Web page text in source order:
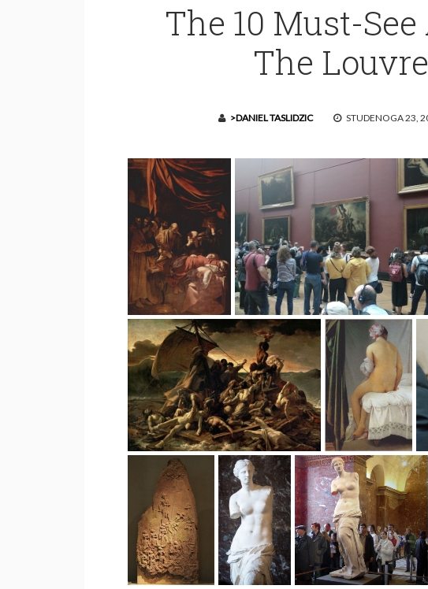
The 10 Must-
The
>DANIEL TASLIDZIC STUDENOGA 23,